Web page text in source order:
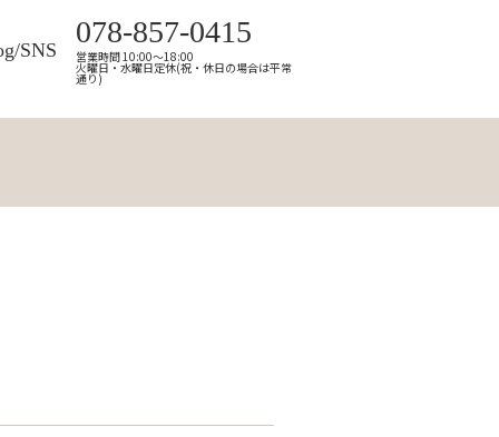
SNS
078-857-0415
営業時間 10:00～18:00
火曜日・水曜日定休(祝・休日の場合は平常
通り)